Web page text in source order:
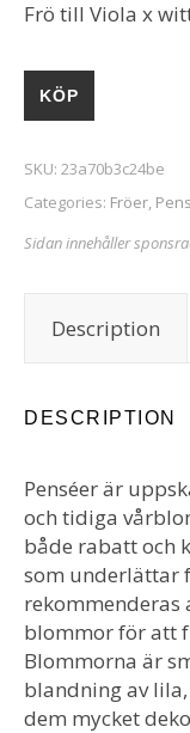
Frö till Viola x
KÖP
SKU: 23a70b3c24be
Categories: Fröer,
Sidan innehåller
Description
DESCRIPTION
Penséer är
och tidiga
både rabatt och
som underlättar
rekommenderas
blommor för att
Blommorna är
blandning av
dem mycket